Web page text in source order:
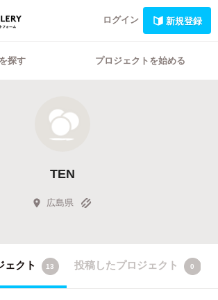
ログイン 新規登録
探す プロジェクトを始める
TEN
広島県
ェクト 13 投稿したプロジェクト 0